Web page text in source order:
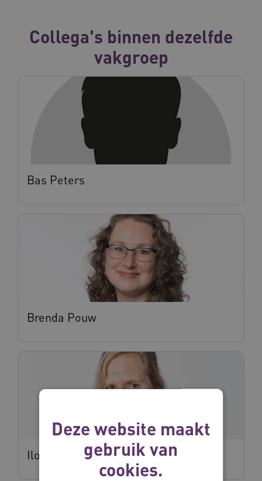
Collega's binnen dezelfde
vakgroep
Bas Peters
Brenda Pouw
Ilona Jansen
Deze website maakt
gebruik van
cookies.